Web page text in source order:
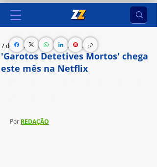
'Garotos Detetives Mortos' chega
este mês na Netflix
7 de abr. de 2024 2 min de leitura
Por REDAÇÃO